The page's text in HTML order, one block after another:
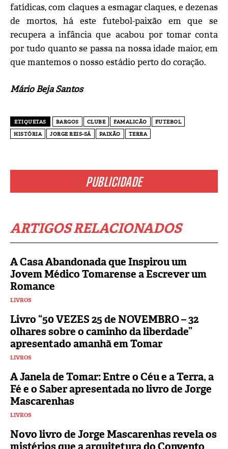
PUBLICIDADE
ARTIGOS RELACIONADOS
A Casa Abandonada que Inspirou um
Jovem Médico Tomarense a Escrever um
Romance
LIVROS
Livro “50 VEZES 25 de NOVEMBRO – 32
olhares sobre o caminho da liberdade”
apresentado amanhã em Tomar
LIVROS
A Janela de Tomar: Entre o Céu e a Terra, a
Fé e o Saber apresentada no livro de Jorge
Mascarenhas
LIVROS
Novo livro de Jorge Mascarenhas revela os
fatídicas, com claques a esmagar claques, e dezenas
de mortos, há este futebol-paixão em que se
recupera a infância que acabou por tomar conta
por tudo quanto se passa na nossa idade maior, em
que mantemos o nosso estádio perto do coração.
Mário Beja Santos
ETIQUETAS BARGOS CLUBE FAMALICÃO
FUTEBOL
HISTÓRIA
JORGE REIS-SÁ PAIXÃO TERRA